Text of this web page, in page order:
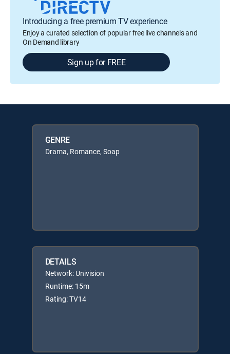
Introducing a free premium TV experience
Enjoy a curated selection of popular free live channels and
On Demand library
Sign up for FREE
GENRE
Drama, Romance, Soap
DETAILS
Network: Univision
Runtime: 15m
Rating: TV14